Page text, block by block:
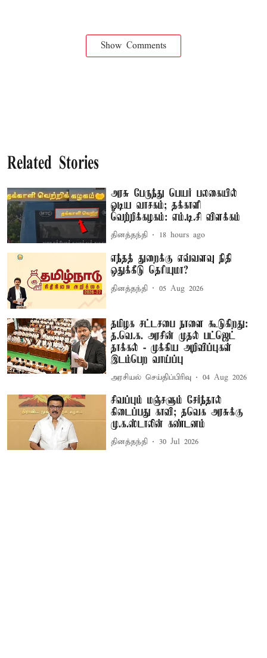
Show Comments
Related Stories
அரசு பேருந்து பெயர் பலகையில்
ஓடிய வாசகம்; தக்காளி
வெற்றிக்கழகம்: எம்.டி.சி விளக்கம்
தினத்தந்தி 18 hours ago
எந்தத் துறைக்கு எவ்வளவு நிதி
ஒதுக்கீடு தெரியுமா?
தினத்தந்தி 05 Aug 2026
தமிழக சட்டசபை நாளை கூடுகிறது:
த.வெ.க. அரசின் முதல் பட்ஜெட்
தாக்கல் - முக்கிய அறிவிப்புகள்
இடம்பெற வாய்ப்பு
அரசியல் செய்திப்பிரிவு 04 Aug 2026
சிவப்பும் மஞ்சளும் சேர்ந்தால்
கிடைப்பது காவி; தவெக அரசுக்கு
மு.க.ஸ்டாலின் கண்டனம்
தினத்தந்தி 30 Jul 2026